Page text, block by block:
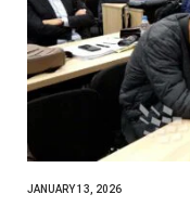
JANUARY 13, 2026